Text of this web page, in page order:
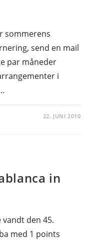
sommerens
send en mail
par måneder
i
22. JUNI 2010
in
vandt den 45.
med 1 points